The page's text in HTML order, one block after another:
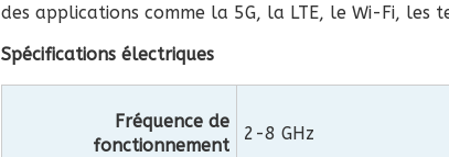
des applications comme la 5G, la LTE, le Wi-Fi, les
Spécifications électriques
Fréquence de
fonctionnement
2-8 GHz